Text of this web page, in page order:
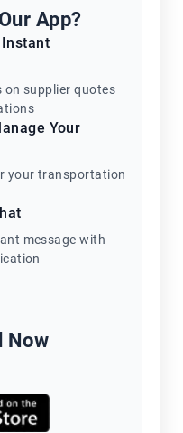
App?
on supplier quotes
Your
your transportation
message with
Now